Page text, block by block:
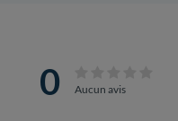
0 Aucun avis